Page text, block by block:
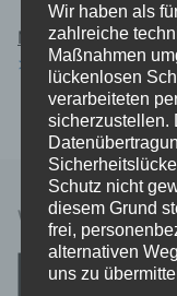
Mitgliedsantrag:
> Download <
WIR SIND DA …
Wir haben als
zahlreiche
Maßnahmen
lückenlosen
verarbeiteten
sicherzustellen.
Schutz nicht
diesem Grund
frei,
alternativen
uns zu